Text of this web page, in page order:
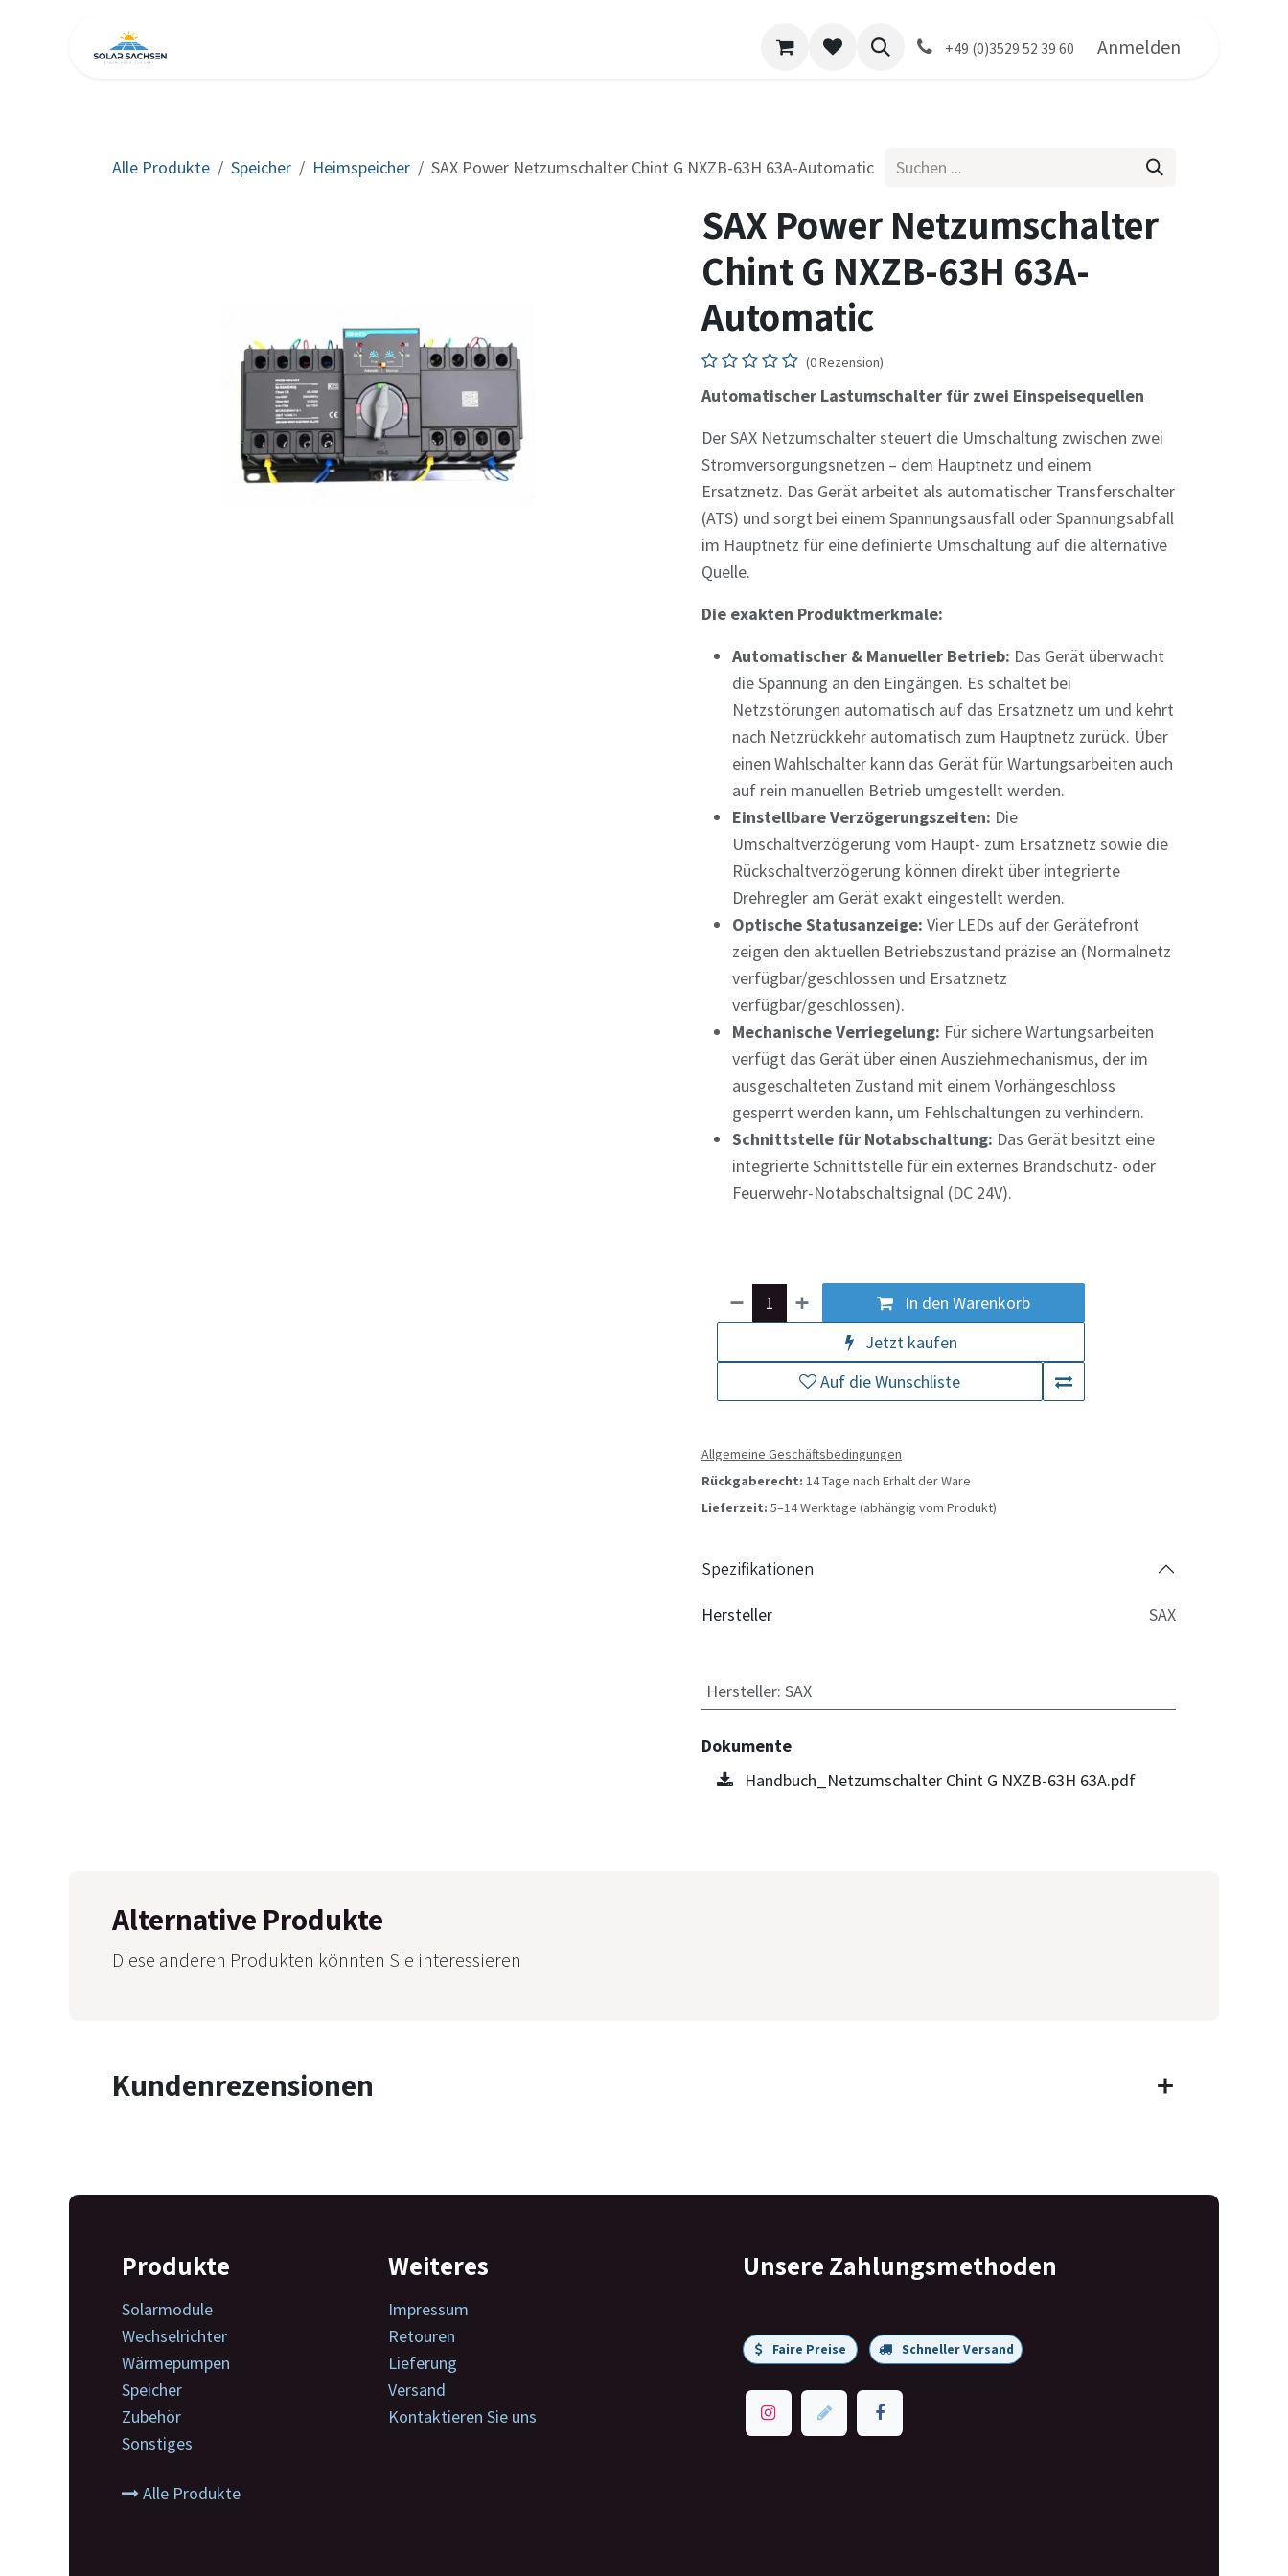
+49 (0)3529 52 39 60 Anmelden
Alle Produkte Speicher Heimspeicher SAX Power Netzumschalter Chint G NXZB-63H 63A-Automatic
SAX Power Netzumschalter
Chint G NXZB-63H 63A-
Automatic
(0 Rezension)
Automatischer Lastumschalter für zwei Einspeisequellen
Der SAX Netzumschalter steuert die Umschaltung zwischen zwei
Stromversorgungsnetzen – dem Hauptnetz und einem
Ersatznetz. Das Gerät arbeitet als automatischer Transferschalter
(ATS) und sorgt bei einem Spannungsausfall oder Spannungsabfall
im Hauptnetz für eine definierte Umschaltung auf die alternative
Quelle.
Die exakten Produktmerkmale:
Automatischer & Manueller Betrieb: Das Gerät überwacht
die Spannung an den Eingängen. Es schaltet bei
Netzstörungen automatisch auf das Ersatznetz um und kehrt
nach Netzrückkehr automatisch zum Hauptnetz zurück. Über
einen Wahlschalter kann das Gerät für Wartungsarbeiten auch
auf rein manuellen Betrieb umgestellt werden.
Einstellbare Verzögerungszeiten: Die
Umschaltverzögerung vom Haupt- zum Ersatznetz sowie die
Rückschaltverzögerung können direkt über integrierte
Drehregler am Gerät exakt eingestellt werden.
Optische Statusanzeige: Vier LEDs auf der Gerätefront
zeigen den aktuellen Betriebszustand präzise an (Normalnetz
verfügbar/geschlossen und Ersatznetz
verfügbar/geschlossen).
Mechanische Verriegelung: Für sichere Wartungsarbeiten
verfügt das Gerät über einen Ausziehmechanismus, der im
ausgeschalteten Zustand mit einem Vorhängeschloss
gesperrt werden kann, um Fehlschaltungen zu verhindern.
Schnittstelle für Notabschaltung: Das Gerät besitzt eine
integrierte Schnittstelle für ein externes Brandschutz- oder
Feuerwehr-Notabschaltsignal (DC 24V).
In den Warenkorb
Jetzt kaufen
Auf die Wunschliste
Allgemeine Geschäftsbedingungen
Rückgaberecht: 14 Tage nach Erhalt der Ware
Lieferzeit: 5–14 Werktage (abhängig vom Produkt)
Spezifikationen
Hersteller SAX
Hersteller: SAX
Dokumente
Handbuch_Netzumschalter Chint G NXZB-63H 63A.pdf
Alternative Produkte
Diese anderen Produkten könnten Sie interessieren
Kundenrezensionen
Produkte
Solarmodule
Wechselrichter
Wärmepumpen
Speicher
Zubehör
Sonstiges
Alle Produkte
Weiteres
Impressum
Retouren
Lieferung
Versand
Kontaktieren Sie uns
Unsere Zahlungsmethoden
Faire Preise Schneller Versand